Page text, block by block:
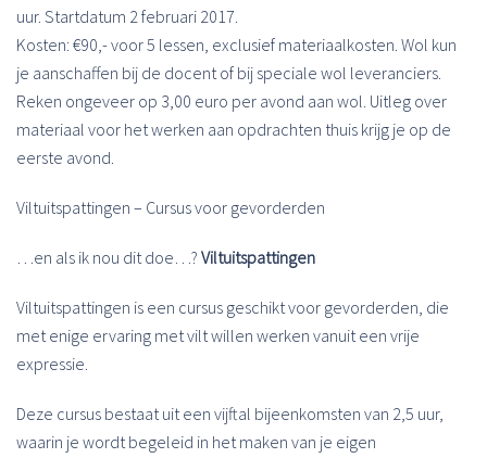
uur. Startdatum 2 februari 2017.
Kosten: €90,- voor 5 lessen, exclusief materiaalkosten. Wol kun
je aanschaffen bij de docent of bij speciale wol leveranciers.
Reken ongeveer op 3,00 euro per avond aan wol. Uitleg over
materiaal voor het werken aan opdrachten thuis krijg je op de
eerste avond.
Viltuitspattingen – Cursus voor gevorderden
…en als ik nou dit doe…? Viltuitspattingen
Viltuitspattingen is een cursus geschikt voor gevorderden, die
met enige ervaring met vilt willen werken vanuit een vrije
expressie.
Deze cursus bestaat uit een vijftal bijeenkomsten van 2,5 uur,
waarin je wordt begeleid in het maken van je eigen